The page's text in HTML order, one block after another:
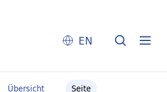
EN
Übersicht Seite